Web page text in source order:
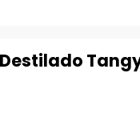
Destilado